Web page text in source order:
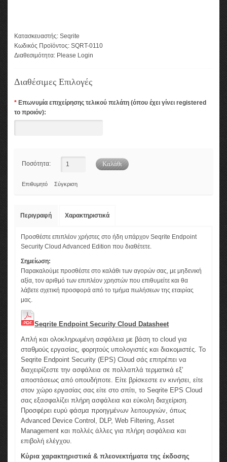
Κατασκευαστής: Seqrite
Κωδικός Προϊόντος: SQRT-0110
Διαθεσιμότητα: Please Login
Διαθέσιμες Επιλογές
* Επωνυμία επιχείρησης τελικού πελάτη (όπου έχει γίνει registered
το προιόν):
Ποσότητα:
Επιθυμητό Σύγκριση
Περιγραφή Χαρακτηριστικά
Προσθέστε επιπλέον χρήστες στο ήδη υπάρχον Seqrite Endpoint
Security Cloud Advanced Edition που διαθέτετε.
Σημείωση:
Παρακαλούμε προσθέστε στο καλάθι των αγορών σας, με μηδενική
αξία, τον αριθμό των επιπλέον χρηστών που επιθυμείτε και θα
λάβετε σχετική προσφορά από το τμήμα πωλήσεων της εταιρίας
μας.
Seqrite Endpoint Security Cloud Datasheet
Απλή και ολοκληρωμένη ασφάλεια με βάση το cloud για
σταθμούς εργασίας, φορητούς υπολογιστές και διακομιστές. Το
Seqrite Endpoint Security (EPS) Cloud σάς επιτρέπει να
διαχειρίζεστε την ασφάλεια σε πολλαπλά τερματικά εξ'
αποστάσεως από οπουδήποτε. Είτε βρίσκεστε εν κινήσει, είτε
στον χώρο εργασίας σας είτε στο σπίτι, το Seqrite EPS Cloud
σας εξασφαλίζει πλήρη ασφάλεια και εύκολη διαχείριση.
Προσφέρει ευρύ φάσμα προηγμένων λειτουργιών, όπως
Advanced Device Control, DLP, Web Filtering, Asset
Management και πολλές άλλες για πλήρη ασφάλεια και
επιβολή ελέγχου.
Κύρια χαρακτηριστικά & πλεονεκτήματα της έκδοσης